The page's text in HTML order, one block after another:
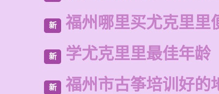
新 福州哪里买尤克里里
新 学尤克里里最佳年龄
新 福州市古筝培训好的